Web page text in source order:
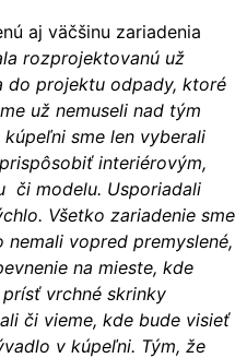
aj väčšinu zariadenia
rozprojektovanú už
do projektu odpady, ktoré
už nemuseli nad tým
sme len vyberali
interiérovým,
či modelu. Usporiadali
Všetko zariadenie sme
vopred premyslené,
na mieste, kde
vrchné skrinky
či vieme, kde bude visieť
v kúpeľni. Tým, že